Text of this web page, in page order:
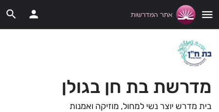
מדרשת בת חן בגולן
בית מדרש יוצר נשי למחול, מוזיקה ואמנות